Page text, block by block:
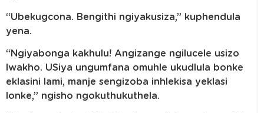
“Ubekugcona. Bengithi ngiyakusiza,” kuphendula
yena.
“Ngiyabonga kakhulu! Angizange ngilucele usizo
lwakho. USiya ungumfana omuhle ukudlula bonke
eklasini lami, manje sengizoba inhlekisa yeklasi
lonke,” ngisho ngokuthukuthela.